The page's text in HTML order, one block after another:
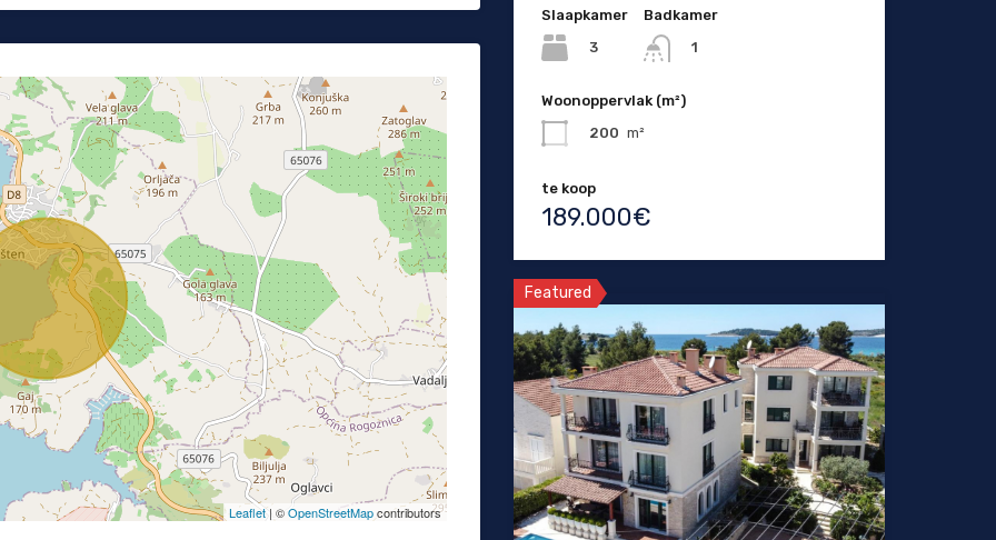
Leaflet| ©OpenStreetMapcontributors
Slaapkamer
3
Badkamer
1
Woonoppervlak (m²)
200 m²
te koop
189.000€
Featured